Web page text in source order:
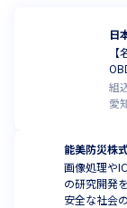
日
組
愛
能美防災株
画像処理や
の研究開発
安全な社会